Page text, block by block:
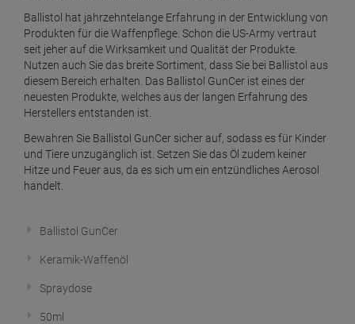
Ballistol hat jahrzehntelange Erfahrung in der Entwicklung von
Produkten für die Waffenpflege. Schon die US-Army vertraut
seit jeher auf die Wirksamkeit und Qualität der Produkte.
Nutzen auch Sie das breite Sortiment, dass Sie bei Ballistol aus
diesem Bereich erhalten. Das Ballistol GunCer ist eines der
neuesten Produkte, welches aus der langen Erfahrung des
Herstellers entstanden ist.
Bewahren Sie Ballistol GunCer sicher auf, sodass es für Kinder
und Tiere unzugänglich ist. Setzen Sie das Öl zudem keiner
Hitze und Feuer aus, da es sich um ein entzündliches Aerosol
handelt.
Ballistol GunCer
Keramik-Waffenöl
Spraydose
50ml